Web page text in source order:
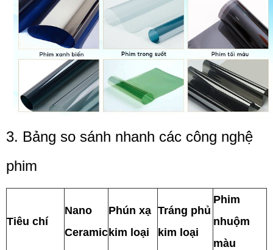
3. Bảng so sánh nhanh các công nghệ
phim
Tiêu chí
Nano
Ceramic
Phún xạ
kim loại
Tráng phủ
kim loại
Phim
nhuộm
màu